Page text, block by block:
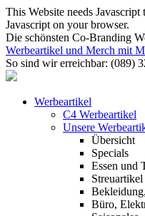
This Website needs
Javascript on your browser.
Die schönsten Co-Branding
Werbeartikel und Merch mit
So sind wir erreichbar: (089)
Werbeartikel
C4 Werbeartikel
Unsere
Übersicht
Specials
Essen und
Büro,